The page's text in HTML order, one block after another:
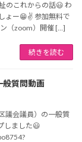
のこれからの話😃 わ
ょー😁✌️ 参加無料で
（zoom）開催 […]
続きを読む
般質問動画
議会議員）の一般質
しました😃